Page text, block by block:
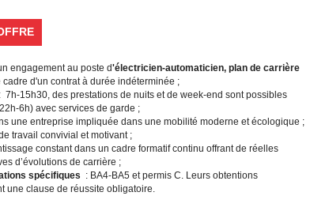
engagement au poste d'électricien-automaticien, plan de carrière
cadre d'un contrat à durée indéterminée ;
: 7h-15h30, des prestations de nuits et de week-end sont possibles
6h) avec services de garde ;
une entreprise impliquée dans une mobilité moderne et écologique ;
travail convivial et motivant ;
constant dans un cadre formatif continu offrant de réelles
d’évolutions de carrière ;
spécifiques : BA4-BA5 et permis C. Leurs obtentions
une clause de réussite obligatoire.